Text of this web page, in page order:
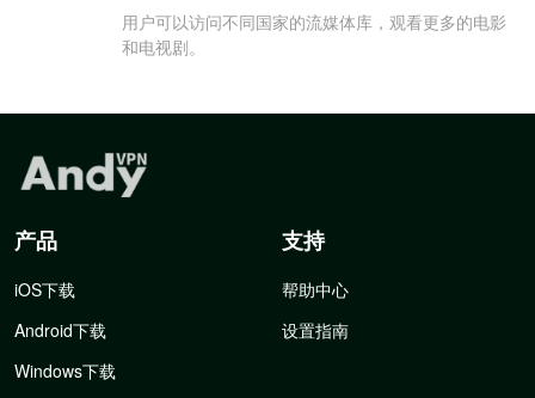
用户可以访问不同国家的流媒体库，观看更多的电影
和电视剧。
产品
iOS下载
Android下载
Windows下载
支持
帮助中心
设置指南